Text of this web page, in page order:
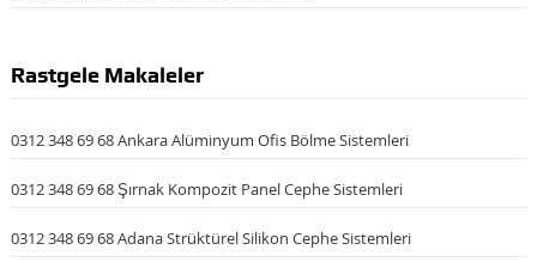
Rastgele Makaleler
0312 348 69 68 Ankara Alüminyum Ofis Bölme Sistemleri
0312 348 69 68 Şırnak Kompozit Panel Cephe Sistemleri
0312 348 69 68 Adana Strüktürel Silikon Cephe Sistemleri